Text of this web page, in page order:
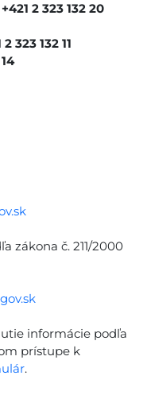
+421 2 323 132 20
323 132 11
zákona č. 211/2000
informácie podľa
prístupe k
.